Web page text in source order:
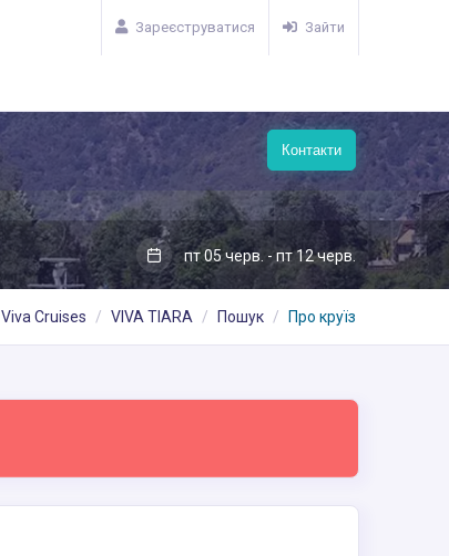
Зареєструватися Зайти
Контакти
пт 05 черв. - пт 12 черв.
Viva Cruises VIVA TIARA Пошук Про круїз